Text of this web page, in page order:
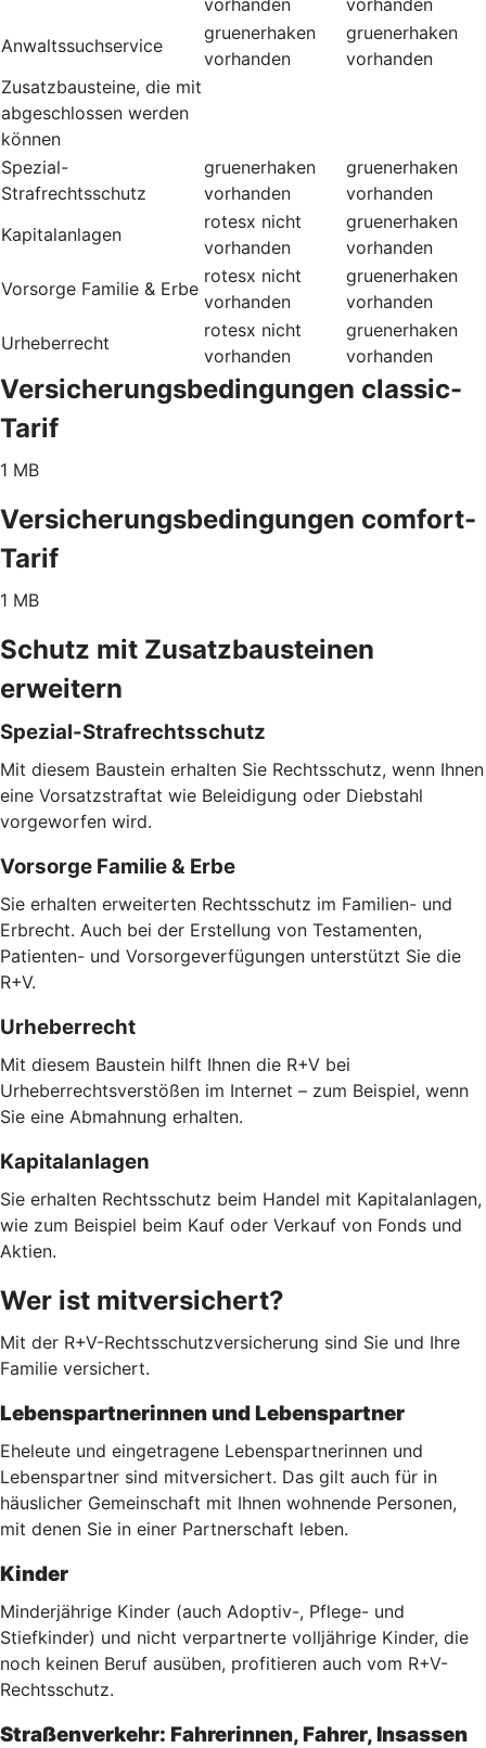
Anwaltssuchservice
gruenerhaken
vorhanden
gruenerhaken
vorhanden
Zusatzbausteine, die mit
abgeschlossen werden
können
Spezial-
Strafrechtsschutz
gruenerhaken
vorhanden
gruenerhaken
vorhanden
Kapitalanlagen
rotesx nicht
vorhanden
gruenerhaken
vorhanden
Vorsorge Familie & Erbe
rotesx nicht
vorhanden
gruenerhaken
vorhanden
Urheberrecht
rotesx nicht
vorhanden
gruenerhaken
vorhanden
Versicherungsbedingungen classic-
Tarif
1 MB
Versicherungsbedingungen comfort-
Tarif
1 MB
Schutz mit Zusatzbausteinen
erweitern
Spezial-Strafrechtsschutz
Mit diesem Baustein erhalten Sie Rechtsschutz, wenn Ihnen
eine Vorsatzstraftat wie Beleidigung oder Diebstahl
vorgeworfen wird.
Vorsorge Familie & Erbe
Sie erhalten erweiterten Rechtsschutz im Familien- und
Erbrecht. Auch bei der Erstellung von Testamenten,
Patienten- und Vorsorgeverfügungen unterstützt Sie die
R+V.
Urheberrecht
Mit diesem Baustein hilft Ihnen die R+V bei
Urheberrechtsverstößen im Internet – zum Beispiel, wenn
Sie eine Abmahnung erhalten.
Kapitalanlagen
Sie erhalten Rechtsschutz beim Handel mit Kapitalanlagen,
wie zum Beispiel beim Kauf oder Verkauf von Fonds und
Aktien.
Wer ist mitversichert?
Mit der R+V-Rechtsschutzversicherung sind Sie und Ihre
Familie versichert.
Lebenspartnerinnen und Lebenspartner
Eheleute und eingetragene Lebenspartnerinnen und
Lebenspartner sind mitversichert. Das gilt auch für in
häuslicher Gemeinschaft mit Ihnen wohnende Personen,
mit denen Sie in einer Partnerschaft leben.
Kinder
Minderjährige Kinder (auch Adoptiv-, Pflege- und
Stiefkinder) und nicht verpartnerte volljährige Kinder, die
noch keinen Beruf ausüben, profitieren auch vom R+V-
Rechtsschutz.
Straßenverkehr: Fahrerinnen, Fahrer, Insassen